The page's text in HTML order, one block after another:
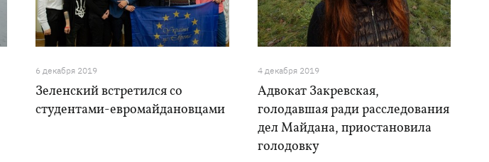
6 декабря 2019
Зеленский встретился со
студентами-евромайдановцами
4 декабря 2019
Адвокат Закревская,
голодавшая ради расследования
дел Майдана, приостановила
голодовку